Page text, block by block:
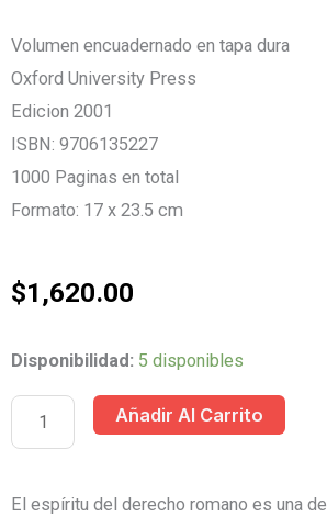
Volumen encuadernado en tapa dura
Oxford University Press
Edicion 2001
ISBN: 9706135227
1000 Paginas en total
Formato: 17 x 23.5 cm
$1,620.00
Disponibilidad: 5 disponibles
BIBLIOTECA
DE
DERECHO
Añadir Al Carrito
El espíritu del derecho romano es una